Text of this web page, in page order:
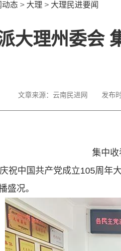
动态 > 大理 > 大理民进要闻
大理州委会
文章来源： 云南民进网 发布
集中
祝中国共产党成立105周年
盛况。